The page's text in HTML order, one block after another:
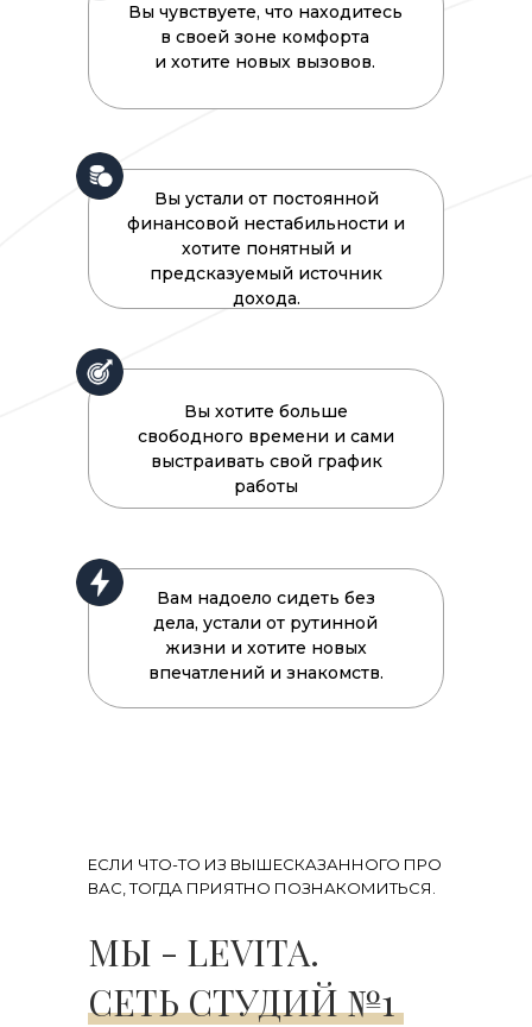
Вы хотите больше
свободного времени и сами
выстраивать свой график
работы
Вы устали от постоянной
финансовой нестабильности и
хотите понятный и
предсказуемый источник
дохода.
Вы чувствуете, что находитесь
в своей зоне комфорта
и хотите новых вызовов.
Вам надоело сидеть без
дела, устали от рутинной
жизни и хотите новых
впечатлений и знакомств.
ЕСЛИ ЧТО-ТО ИЗ ВЫШЕСКАЗАННОГО ПРО
ВАС, ТОГДА ПРИЯТНО ПОЗНАКОМИТЬСЯ.
МЫ - LEVITA.
СЕТЬ СТУДИЙ №1